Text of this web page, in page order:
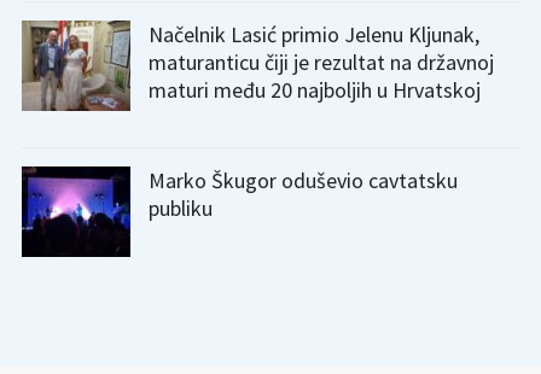
Načelnik Lasić primio Jelenu Kljunak,
maturanticu čiji je rezultat na državnoj
maturi među 20 najboljih u Hrvatskoj
Marko Škugor oduševio cavtatsku
publiku